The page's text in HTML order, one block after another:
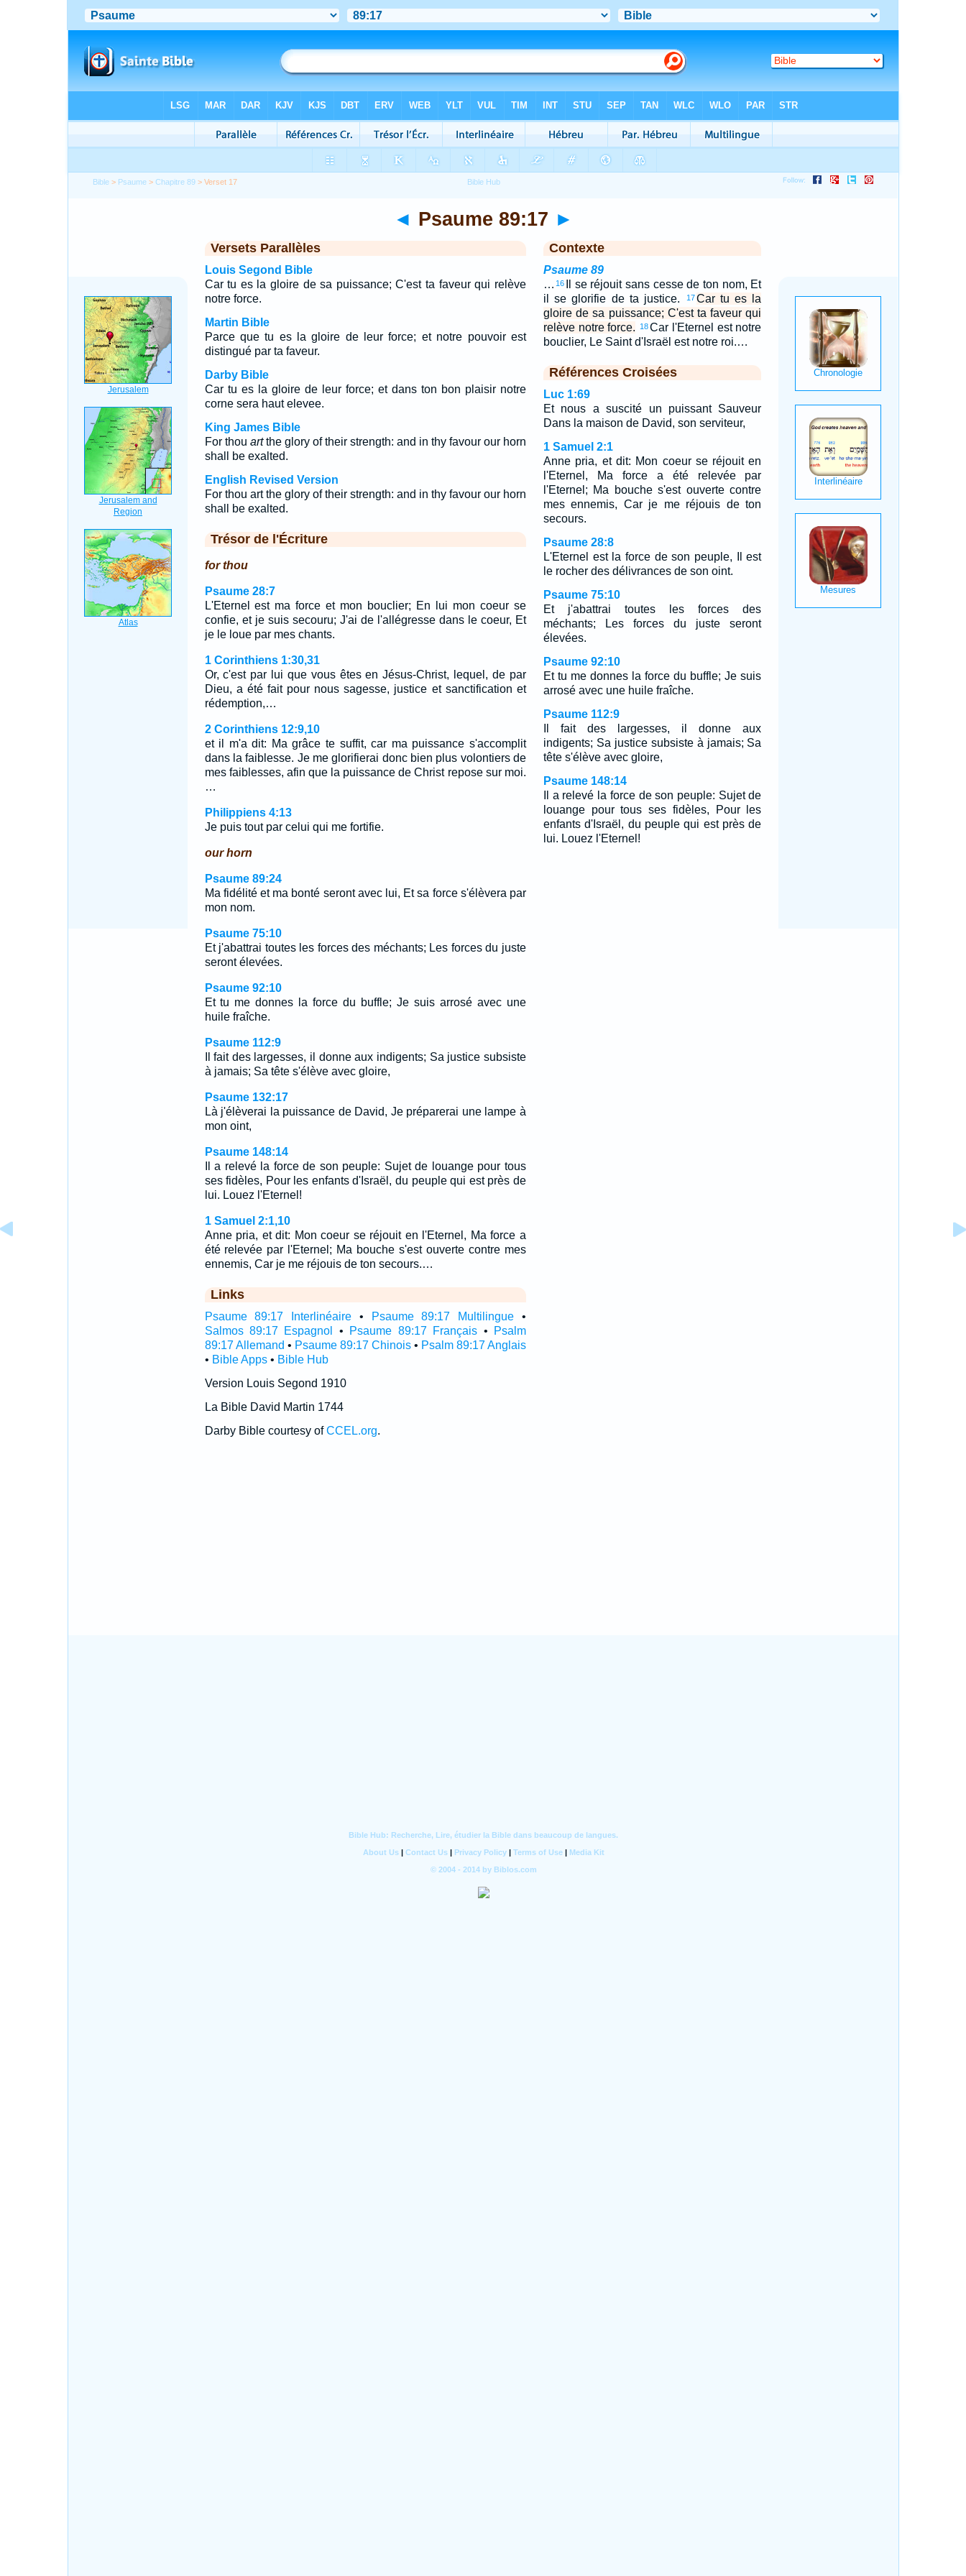
Bible > Psaume >Chapitre 89 > Verset 17
◄ Psaume 89:17 ►
Versets Parallèles
Louis Segond Bible
Car tu es la gloire de sa puissance; C'est ta faveur qui relève
notre force.
Martin Bible
Parce que tu es la gloire de leur force; et notre pouvoir est
distingué par ta faveur.
Darby Bible
Car tu es la gloire de leur force; et dans ton bon plaisir notre
corne sera haut elevee.
King James Bible
For thou artthe glory of their strength: and in thy favour our horn
shall be exalted.
English Revised Version
For thou art the glory of their strength: and in thy favour our horn
shall be exalted.
Trésor de l'Écriture
for thou
Psaume 28:7
L'Eternel est ma force et mon bouclier; En lui mon coeur se
confie, et je suis secouru; J'ai de l'allégresse dans le coeur, Et
je le loue par mes chants.
1 Corinthiens 1:30,31
Or, c'est par lui que vous êtes en Jésus-Christ, lequel, de par
Dieu, a été fait pour nous sagesse, justice et sanctification et
rédemption,…
2 Corinthiens 12:9,10
et il m'a dit: Ma grâce te suffit, car ma puissance s'accomplit
dans la faiblesse. Je me glorifierai donc bien plus volontiers de
mes faiblesses, afin que la puissance de Christ repose sur moi.
…
Philippiens 4:13
Je puis tout par celui qui me fortifie.
our horn
Psaume 89:24
Ma fidélité et ma bonté seront avec lui, Et sa force s'élèvera par
mon nom.
Psaume 75:10
Et j'abattrai toutes les forces des méchants; Les forces du juste
seront élevées.
Psaume 92:10
Et tu me donnes la force du buffle; Je suis arrosé avec une
huile fraîche.
Psaume 112:9
Il fait des largesses, il donne aux indigents; Sa justice subsiste
à jamais; Sa tête s'élève avec gloire,
Psaume 132:17
Là j'élèverai la puissance de David, Je préparerai une lampe à
mon oint,
Psaume 148:14
Il a relevé la force de son peuple: Sujet de louange pour tous
ses fidèles, Pour les enfants d'Israël, du peuple qui est près de
lui. Louez l'Eternel!
1 Samuel 2:1,10
Anne pria, et dit: Mon coeur se réjouit en l'Eternel, Ma force a
été relevée par l'Eternel; Ma bouche s'est ouverte contre mes
ennemis, Car je me réjouis de ton secours.…
Links
Psaume 89:17 Interlinéaire • Psaume 89:17 Multilingue •
Salmos 89:17 Espagnol
• Psaume 89:17 Français •
Psalm
89:17 Allemand • Psaume 89:17 Chinois• Psalm 89:17 Anglais
• Bible Apps• Bible Hub
Version Louis Segond 1910
La Bible David Martin 1744
Darby Bible courtesy ofCCEL.org.
Contexte
Psaume 89
… 16
Il se réjouit sans cesse de ton nom, Et
il se glorifie de ta justice.
17Car tu es la
gloire de sa puissance; C'est ta faveur qui
relève notre force.
18Car l'Eternel est notre
bouclier, Le Saint d'Israël est notre roi.…
Références Croisées
Luc 1:69
Et nous a suscité un puissant Sauveur
Dans la maison de David, son serviteur,
1 Samuel 2:1
Anne pria, et dit: Mon coeur se réjouit en
l'Eternel, Ma force a été relevée par
l'Eternel; Ma bouche s'est ouverte contre
mes ennemis, Car je me réjouis de ton
secours.
Psaume 28:8
L'Eternel est la force de son peuple, Il est
le rocher des délivrances de son oint.
Psaume 75:10
Et j'abattrai toutes les forces des
méchants; Les forces du juste seront
élevées.
Psaume 92:10
Et tu me donnes la force du buffle; Je suis
arrosé avec une huile fraîche.
Psaume 112:9
Il fait des largesses, il donne aux
indigents; Sa justice subsiste à jamais; Sa
tête s'élève avec gloire,
Psaume 148:14
Il a relevé la force de son peuple: Sujet de
louange pour tous ses fidèles, Pour les
enfants d'Israël, du peuple qui est près de
lui. Louez l'Eternel!